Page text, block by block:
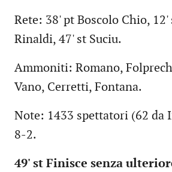
Rete: 38' pt Boscolo Chio, 12'
Rinaldi, 47' st Suciu.
Ammoniti: Romano,
Vano, Cerretti, Fontana.
Note: 1433 spettatori (62 da
8-2.
49' st Finisce senza